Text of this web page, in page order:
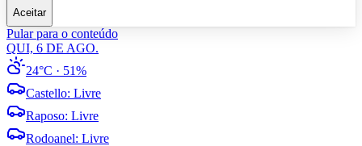
Aceitar
Pular para o conteúdo
QUI, 6 DE AGO.
24°C · 51%
Castello: Livre
Raposo: Livre
Rodoanel: Livre